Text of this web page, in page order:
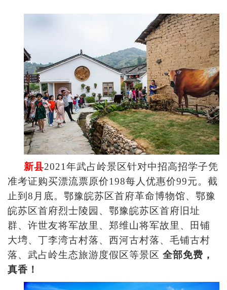
新县2021 年武占岭景区针对中招高招学子凭
准考证购买漂流票原价198每人优惠价99元。截
止到8月底。鄂豫皖苏区首府革命博物馆、鄂豫
皖苏区首府烈士陵园、鄂豫皖苏区首府旧址
群、许世友将军故里、郑维山将军故里、田铺
大塆、丁李湾古村落、西河古村落、毛铺古村
落、武占岭生态旅游度假区等景区 全部免费，
真香！